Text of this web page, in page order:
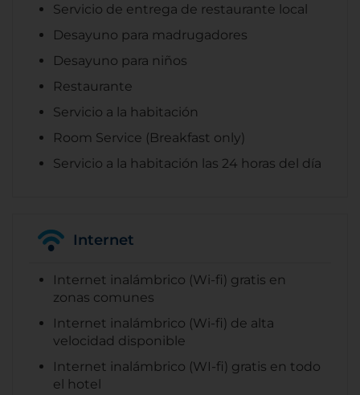
Servicio de entrega de restaurante local
Desayuno para madrugadores
Desayuno para niños
Restaurante
Servicio a la habitación
Room Service (Breakfast only)
Servicio a la habitación las 24 horas del día
Internet
Internet inalámbrico (Wi-fi) gratis en
zonas comunes
Internet inalámbrico (Wi-fi) de alta
velocidad disponible
Internet inalámbrico (WI-fi) gratis en todo
el hotel